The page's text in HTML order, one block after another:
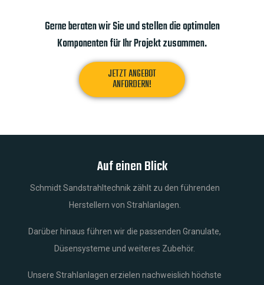
Gerne beraten wir Sie und stellen die optimalen
Komponenten für Ihr Projekt zusammen.
JETZT ANGEBOT
ANFORDERN!
Auf einen Blick
Schmidt Sandstrahltechnik zählt zu den führenden
Herstellern von Strahlanlagen.
Darüber hinaus führen wir die passenden Granulate,
Düsensysteme und weiteres Zubehör.
Unsere Strahlanlagen erzielen nachweislich höchste